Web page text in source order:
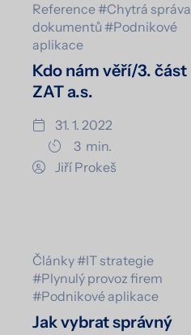
Reference #Chytrá správa
dokumentů #Podnikové
aplikace
Kdo nám věří/3. část
ZAT a.s.
31. 1. 2022
3 min.
Jiří Prokeš
Články #IT strategie
#Plynulý provoz firem
#Podnikové aplikace
Jak vybrat správný